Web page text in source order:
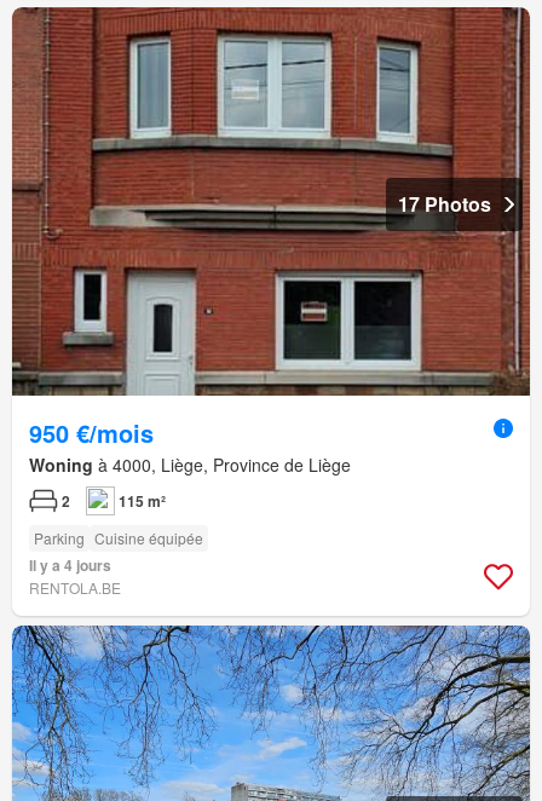
17 Photos
950 €/mois
Woning à 4000, Liège, Province de Liège
2 115 m²
Parking Cuisine équipée
Il y a 4 jours
RENTOLA.BE